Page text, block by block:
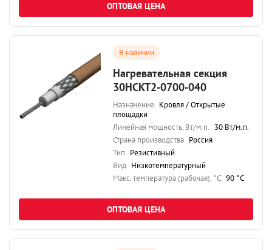
ОПТОВАЯ ЦЕНА
В наличии
Нагревательная секция
30НСКТ2-0700-040
Назначение Кровля / Открытые
площадки
Линейная мощность, Вт/м.п. 30 Вт/м.п.
Страна производства Россия
Тип Резистивный
Вид Низкотемпературный
Maкс. температура (рабочая), °C 90 °C
ОПТОВАЯ ЦЕНА